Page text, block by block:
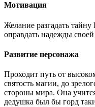
Мотивация
Желание разгадать
оправдать надежды
Развитие персонажа
Проходит путь от
святость магии, до
стороны мира. Она
дедушка был бы горд